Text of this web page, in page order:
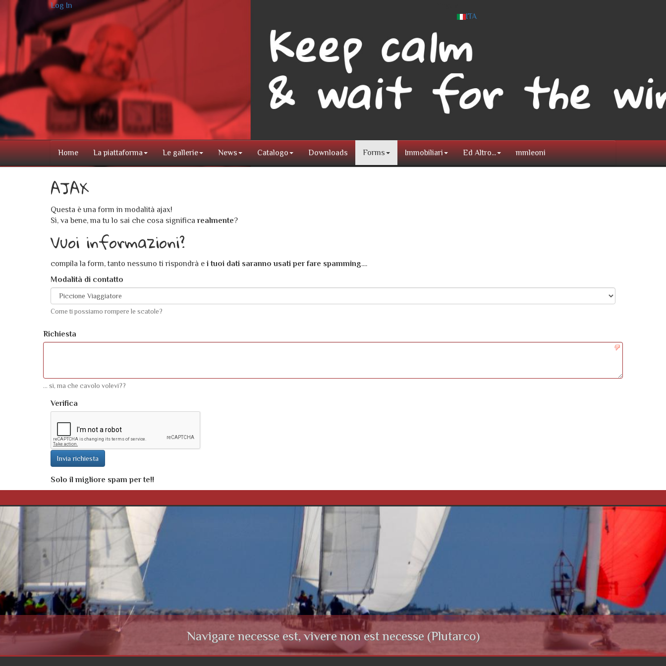
Log In
ITA
Home La piattaforma Le gallerie News Catalogo Downloads Forms Immobiliari Ed Altro... mmleoni
AJAX
Questa è una form in modalità ajax!
Sì, va bene, ma tu lo sai che cosa significarealmente?
Vuoi informazioni?
compila la form, tanto nessuno ti rispondrà e i tuoi dati saranno usati per fare spamming....
Modalità di contatto
Come ti possiamo rompere le scatole?
Richiesta
... sì, ma che cavolo volevi??
Verifica
Invia richiesta
Solo il migliore spam per te!!
Navigare necesse est, vivere non est necesse (Plutarco)